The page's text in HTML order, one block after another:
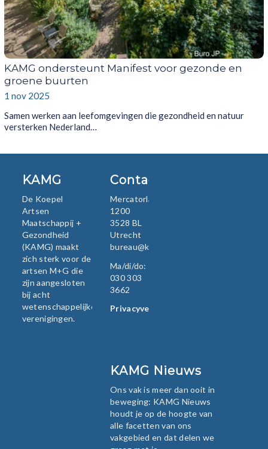
KAMG ondersteunt Manifest voor gezonde en
groene buurten
1 nov 2025
Samen werken aan leefomgevingen die gezondheid en natuur
versterken Nederland…
KAMG
De Koepel
Artsen
Maatschappij +
Gezondheid
(KAMG) maakt
zich sterk voor de
artsen M+G die
zijn aangesloten
bij acht
wetenschappelijke
verenigingen.
Contact
Mercatorlaan
1200
3528 BL
Utrecht
bureau@kamg.nl
Ma/di/do:
030 303
3662
Privacyverklaring
KAMG Nieuws
Ons vak is meer dan ooit in
beweging: KAMG Nieuws
houdt je op de hoogte van
alle facetten van ons
vakgebied en dat delen we